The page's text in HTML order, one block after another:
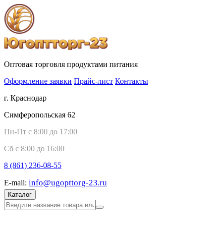
Оптовая торговля продуктами питания
Оформление заявки Прайс-лист Контакты
г. Краснодар
Симферопольская 62
Пн-Пт с 8:00 до 17:00
Сб с 8:00 до 16:00
8 (861) 236-08-55
E-mail: info@ugopttorg-23.ru
Каталог